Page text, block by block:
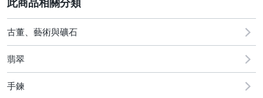
圖書/影音/文具
手機、配件與通訊
古董、藝術與礦石
翡翠
手鍊